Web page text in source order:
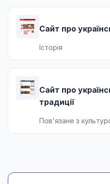
Сайт про
Історія
Сайт про
традиції
Пов'язане з